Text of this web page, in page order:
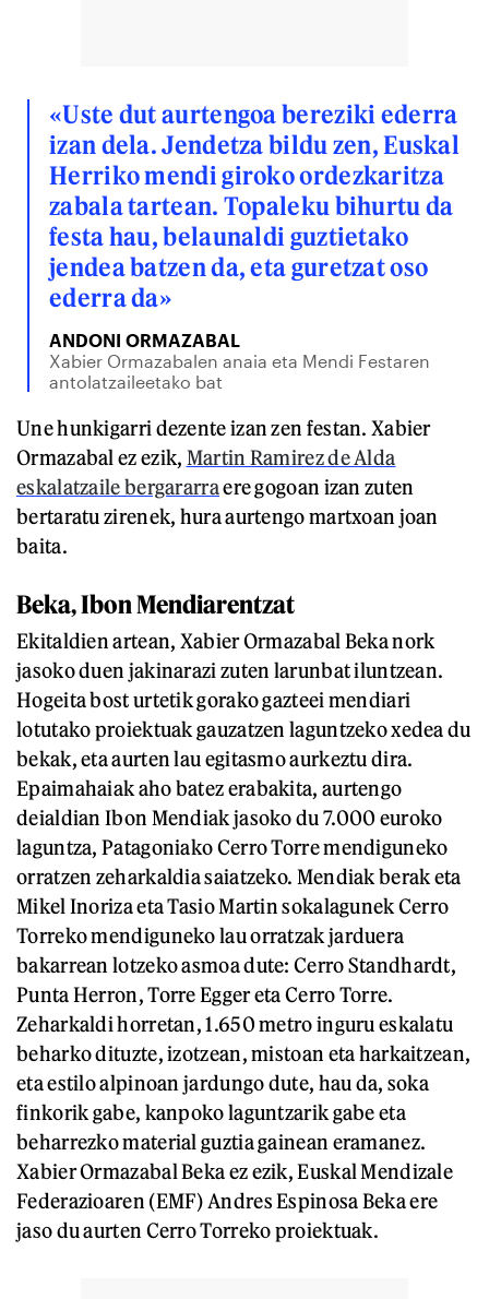
«Uste dut aurtengoa bereziki ederra
izan dela. Jendetza bildu zen, Euskal
Herriko mendi giroko ordezkaritza
zabala tartean. Topaleku bihurtu da
festa hau, belaunaldi guztietako
jendea batzen da, eta guretzat oso
ederra da»
ANDONI ORMAZABAL
Xabier Ormazabalen anaia eta Mendi Festaren
antolatzaileetako bat
Une hunkigarri dezente izan zen festan. Xabier
Ormazabal ez ezik, Martin Ramirez de Alda
eskalatzaile bergararraere gogoan izan zuten
bertaratu zirenek, hura aurtengo martxoan joan
baita.
Beka, Ibon Mendiarentzat
Ekitaldien artean, Xabier Ormazabal Beka nork
jasoko duen jakinarazi zuten larunbat iluntzean.
Hogeita bost urtetik gorako gazteei mendiari
lotutako proiektuak gauzatzen laguntzeko xedea du
bekak, eta aurten lau egitasmo aurkeztu dira.
Epaimahaiak aho batez erabakita, aurtengo
deialdian Ibon Mendiak jasoko du 7.000 euroko
laguntza, Patagoniako Cerro Torre mendiguneko
orratzen zeharkaldia saiatzeko. Mendiak berak eta
Mikel Inoriza eta Tasio Martin sokalagunek Cerro
Torreko mendiguneko lau orratzak jarduera
bakarrean lotzeko asmoa dute: Cerro Standhardt,
Punta Herron, Torre Egger eta Cerro Torre.
Zeharkaldi horretan, 1.650 metro inguru eskalatu
beharko dituzte, izotzean, mistoan eta harkaitzean,
eta estilo alpinoan jardungo dute, hau da, soka
finkorik gabe, kanpoko laguntzarik gabe eta
beharrezko material guztia gainean eramanez.
Xabier Ormazabal Beka ez ezik, Euskal Mendizale
Federazioaren (EMF) Andres Espinosa Beka ere
jaso du aurten Cerro Torreko proiektuak.